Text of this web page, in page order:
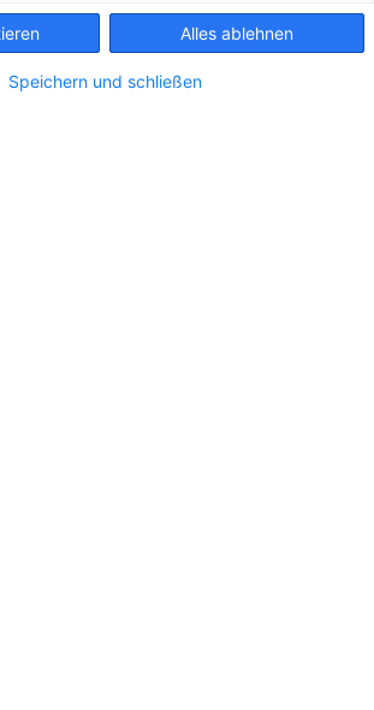
Alles ablehnen
Speichern und schließen